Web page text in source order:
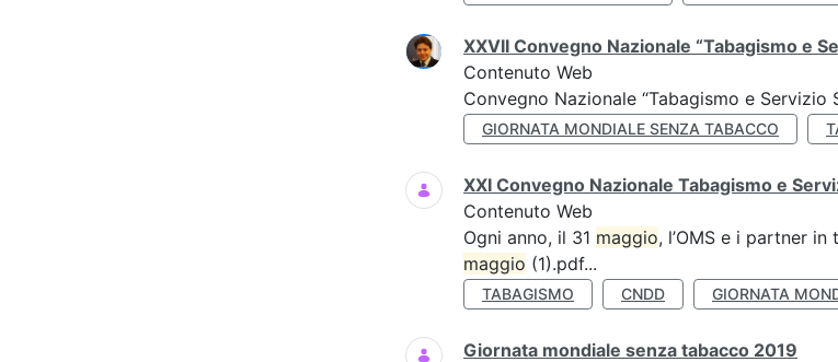
XXVII Convegno Nazionale “Tabagismo e
Contenuto Web
Convegno Nazionale “Tabagismo e
GIORNATA MONDIALE SENZA TABACCO
XXI Convegno Nazionale Tabagismo e
Contenuto Web
Ogni anno, il 31 maggio, l’OMS e i partner
maggio (1).pdf...
TABAGISMO CNDD GIORNATA
Giornata mondiale senza tabacco 2019